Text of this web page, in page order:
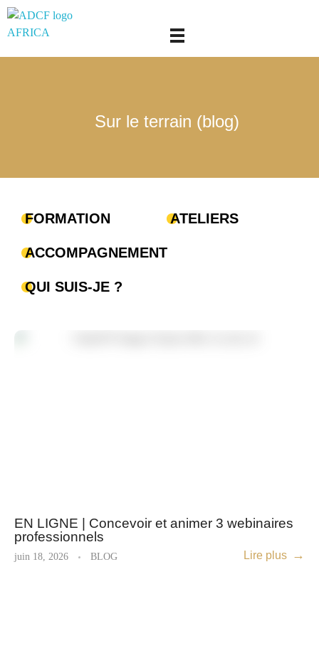
Sur le terrain (blog)
FORMATION ATELIERS
ACCOMPAGNEMENT
QUI SUIS-JE ?
EN LIGNE | Concevoir et animer 3 webinaires
professionnels
juin 18, 2026 BLOG Lire plus